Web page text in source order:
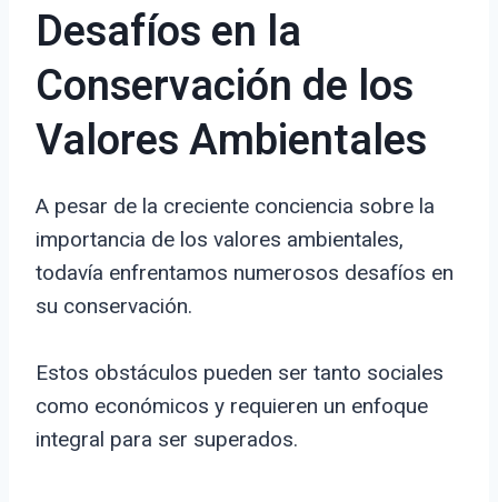
Desafíos en la
Conservación de los
Valores Ambientales
A pesar de la creciente conciencia sobre la
importancia de los valores ambientales,
todavía enfrentamos numerosos desafíos en
su conservación.
Estos obstáculos pueden ser tanto sociales
como económicos y requieren un enfoque
integral para ser superados.